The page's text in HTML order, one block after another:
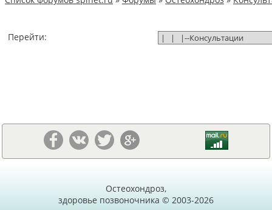
Перейти:
Остеохондроз,
здоровье позвоночника © 2003-2026